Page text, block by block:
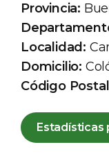
Provincia:
Localidad:
Domicilio:
Código
Estadísticas